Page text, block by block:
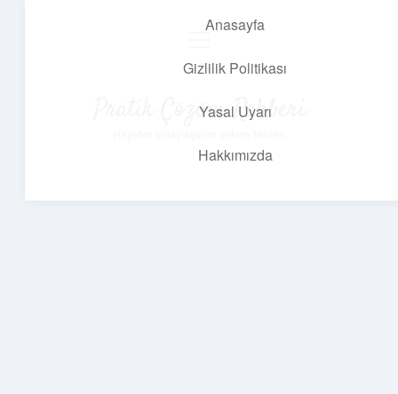
Anasayfa
Gizlilik Politikası
Yasal Uyarı
Hakkımızda
Pratik Çözüm Rehberi